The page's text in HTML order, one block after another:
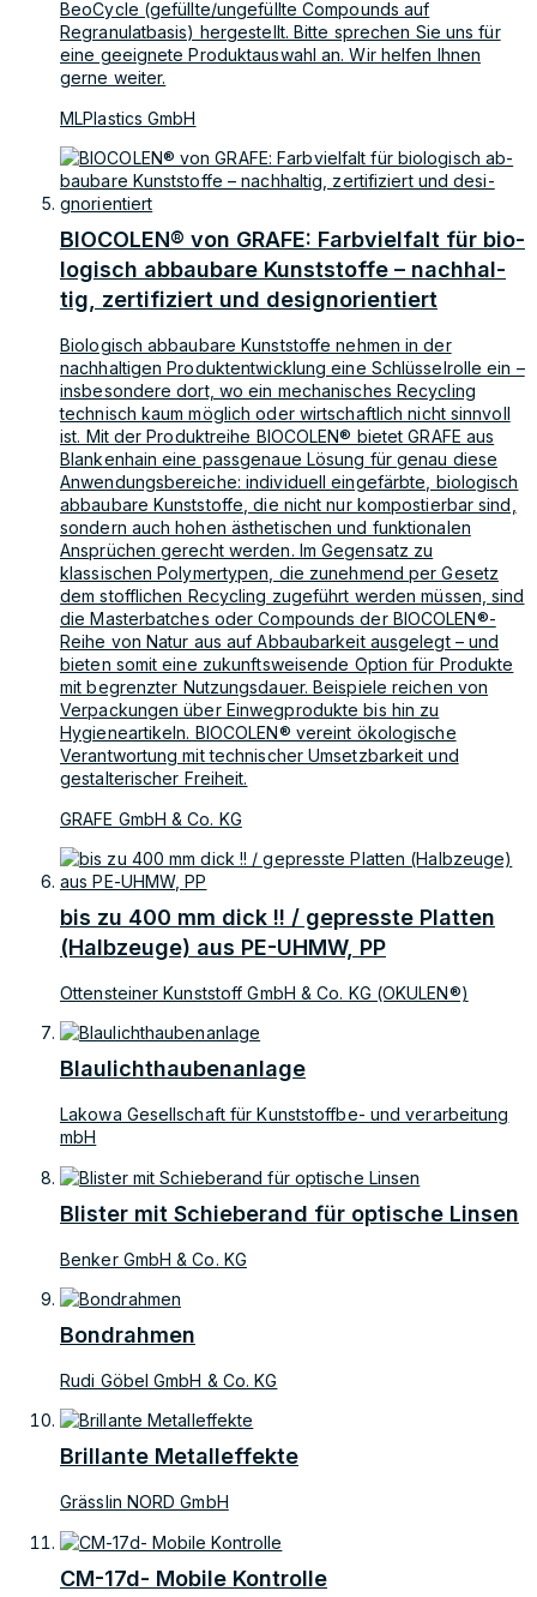
BeoCycle (gefüllte/ungefüllte Compounds auf
Regranulatbasis) hergestellt. Bitte sprechen Sie uns für
eine geeignete Produktauswahl an. Wir helfen Ihnen
gerne weiter.
MLPlastics GmbH
BIO­COLEN® von GRA­FE: Farb­viel­falt für bio­
lo­gisch ab­bau­ba­re Kunst­stof­fe – nach­hal­
tig, zer­ti­fi­ziert und de­si­gnori­en­tiert
Biologisch abbaubare Kunststoffe nehmen in der
nachhaltigen Produktentwicklung eine Schlüsselrolle ein –
insbesondere dort, wo ein mechanisches Recycling
technisch kaum möglich oder wirtschaftlich nicht sinnvoll
ist. Mit der Produktreihe BIOCOLEN® bietet GRAFE aus
Blankenhain eine passgenaue Lösung für genau diese
Anwendungsbereiche: individuell eingefärbte, biologisch
abbaubare Kunststoffe, die nicht nur kompostierbar sind,
sondern auch hohen ästhetischen und funktionalen
Ansprüchen gerecht werden. Im Gegensatz zu
klassischen Polymertypen, die zunehmend per Gesetz
dem stofflichen Recycling zugeführt werden müssen, sind
die Masterbatches oder Compounds der BIOCOLEN®-
Reihe von Natur aus auf Abbaubarkeit ausgelegt – und
bieten somit eine zukunftsweisende Option für Produkte
mit begrenzter Nutzungsdauer. Beispiele reichen von
Verpackungen über Einwegprodukte bis hin zu
Hygieneartikeln. BIOCOLEN® vereint ökologische
Verantwortung mit technischer Umsetzbarkeit und
gestalterischer Freiheit.
GRAFE GmbH & Co. KG
bis zu 400 mm dick !! / gepresste Platten
(Halbzeuge) aus PE-UHMW, PP
Ottensteiner Kunststoff GmbH & Co. KG (OKULEN®)
Blaulichthaubenanlage
Lakowa Gesellschaft für Kunststoffbe- und verarbeitung
mbH
Blister mit Schieberand für optische Linsen
Benker GmbH & Co. KG
Bondrahmen
Rudi Göbel GmbH & Co. KG
Brillante Metalleffekte
Grässlin NORD GmbH
CM-17d- Mobile Kontrolle